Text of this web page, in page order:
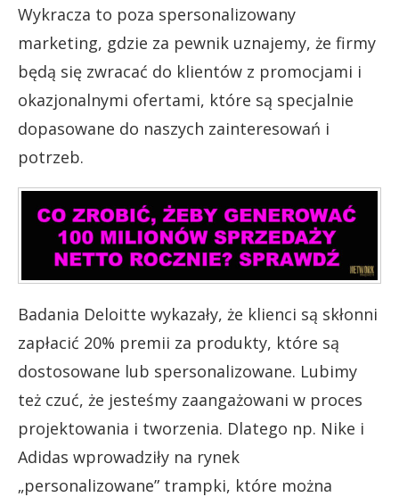
Wykracza to poza spersonalizowany
marketing, gdzie za pewnik uznajemy, że firmy
będą się zwracać do klientów z promocjami i
okazjonalnymi ofertami, które są specjalnie
dopasowane do naszych zainteresowań i
potrzeb.
Badania Deloitte wykazały, że klienci są skłonni
zapłacić 20% premii za produkty, które są
dostosowane lub spersonalizowane. Lubimy
też czuć, że jesteśmy zaangażowani w proces
projektowania i tworzenia. Dlatego np. Nike i
Adidas wprowadziły na rynek
„personalizowane” trampki, które można